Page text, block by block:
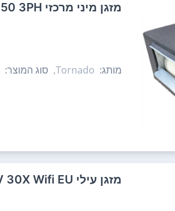
‏מזגן מיני מרכזי Tornado WD INV Pro SQ 50 3PH ‏5.0 ‏כ"ס טורנדו
מותג: Tornado, סוג המוצר:
‏מזגן עילי Tornado Master INV 30X Wifi EU ‏2.5 ‏כ"ס טורנדו